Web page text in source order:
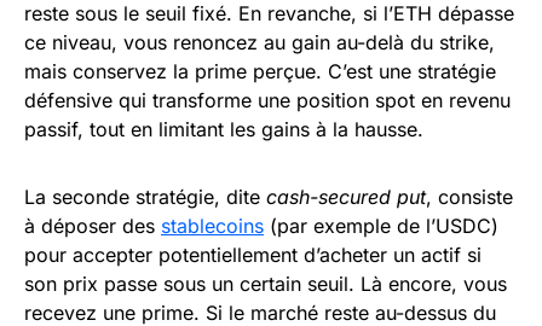
reste sous le seuil fixé. En revanche, si l’ETH dépasse
ce niveau, vous renoncez au gain au-delà du strike,
mais conservez la prime perçue. C’est une stratégie
défensive qui transforme une position spot en revenu
passif, tout en limitant les gains à la hausse.
La seconde stratégie, dite cash-secured put, consiste
à déposer des stablecoins (par exemple de l’USDC)
pour accepter potentiellement d’acheter un actif si
son prix passe sous un certain seuil. Là encore, vous
recevez une prime. Si le marché reste au-dessus du